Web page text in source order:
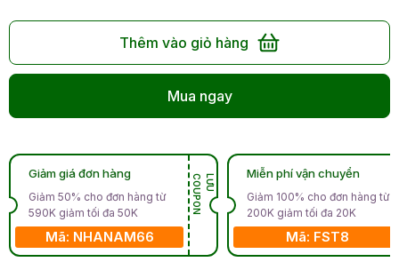
Thêm vào giỏ hàng
Mua ngay
Giảm giá đơn hàng
Giảm 50% cho đơn hàng từ
590K giảm tối đa 50K
Mã: NHANAM66
L
Ư
U
C
O
U
P
O
N
Miễn phí vận chuyển
Giảm 100% cho đơn hàng từ
200K giảm tối đa 20K
Mã: FST8